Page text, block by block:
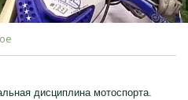
дисциплина мотоспорта.